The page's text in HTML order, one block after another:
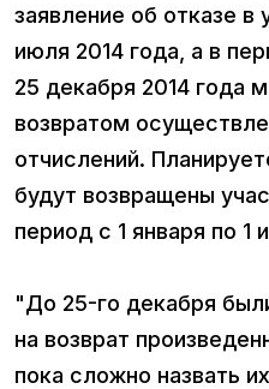
заявление об отказе в
июля 2014 года, а в
25 декабря 2014 года
возвратом
отчислений.
будут возвращены
период с 1 января по 1
"До 25-го декабря
на возврат
пока сложно назвать